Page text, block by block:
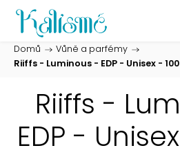
Domů / Vůně a parfémy /
Riiffs - Luminous - EDP - Unisex -
Riiffs -
EDP -